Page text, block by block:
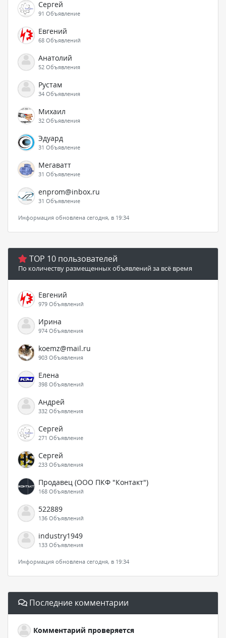
Сергей
91 Объявление
Евгений
68 Объявлений
Анатолий
52 Объявления
Рустам
34 Объявления
Михаил
32 Объявления
Эдуард
31 Объявление
Мегаватт
31 Объявление
enprom@inbox.ru
31 Объявление
Информация обновлена сегодня, в 19:34
TOP 10 пользователей
По количеству размещенных объявлений за всё время
Евгений
979 Объявлений
Ирина
974 Объявления
koemz@mail.ru
903 Объявления
Елена
398 Объявлений
Андрей
332 Объявления
Сергей
271 Объявление
Сергей
233 Объявления
Продавец (ООО ПКФ "Контакт")
168 Объявлений
522889
136 Объявлений
industry1949
133 Объявления
Информация обновлена сегодня, в 19:34
Последние комментарии
Комментарий проверяется